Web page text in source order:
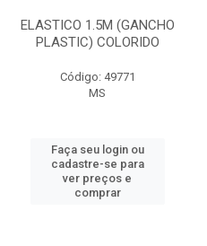
ELASTICO 1.5M (GANCHO
PLASTIC) COLORIDO
Código: 49771
MS
Faça seu login ou
cadastre-se para
ver preços e
comprar